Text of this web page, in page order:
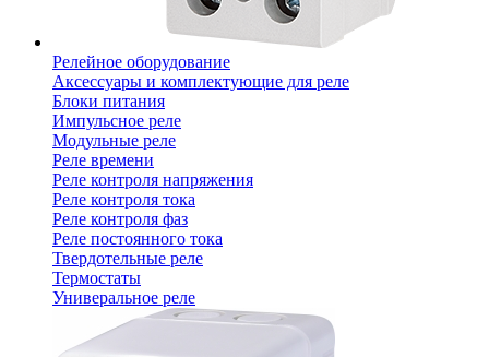
Релейное оборудование
Аксессуары и комплектующие для реле
Блоки питания
Импульсное реле
Модульные реле
Реле времени
Реле контроля напряжения
Реле контроля тока
Реле контроля фаз
Реле постоянного тока
Твердотельные реле
Термостаты
Универальное реле